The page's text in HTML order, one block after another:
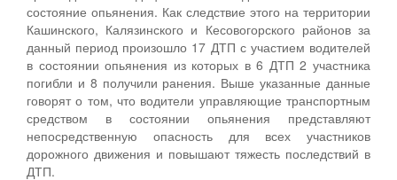
состояние опьянения. Как следствие этого на территории
Кашинского, Калязинского и Кесовогорского районов за
данный период произошло 17 ДТП с участием водителей
в состоянии опьянения из которых в 6 ДТП 2 участника
погибли и 8 получили ранения. Выше указанные данные
говорят о том, что водители управляющие транспортным
средством в состоянии опьянения представляют
непосредственную опасность для всех участников
дорожного движения и повышают тяжесть последствий в
ДТП.